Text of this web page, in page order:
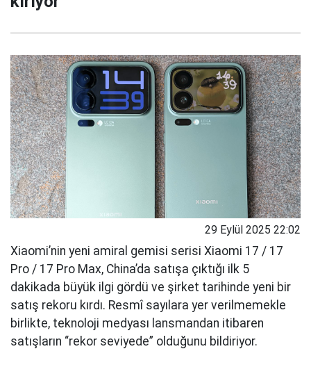
29 Eylül 2025 22:02
Xiaomi’nin yeni amiral gemisi serisi Xiaomi 17 / 17
Pro / 17 Pro Max, China’da satışa çıktığı ilk 5
dakikada büyük ilgi gördü ve şirket tarihinde yeni bir
satış rekoru kırdı. Resmî sayılara yer verilmemekle
birlikte, teknoloji medyası lansmandan itibaren
satışların “rekor seviyede” olduğunu bildiriyor.